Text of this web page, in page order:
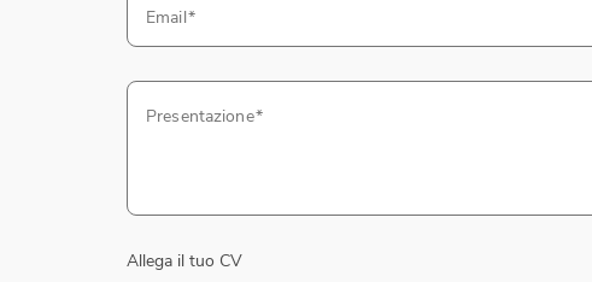
Email
Presentazione
Allega il tuo CV